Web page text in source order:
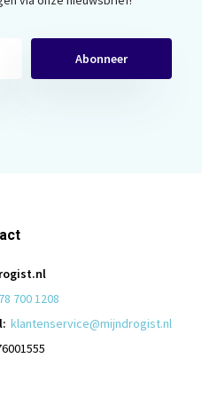
Abonneer
700 1208
klantenservice@mijndrogist.nl